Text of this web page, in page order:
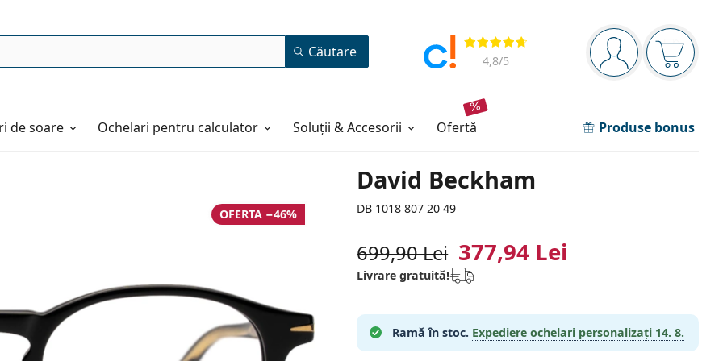
Panou de navigare
Sunteți logat
Coșul
Opinii
4,8/5
Căutare
de soare Ochelari pentru calculator Soluții & Accesorii ofertă Produse bonus
David Beckham
DB 1018 807 20 49
OFERTA −46%
699,90 Lei 377,94 Lei
Livrare gratuită!
Ramă în stoc. Expediere ochelari personalizați 14. 8.